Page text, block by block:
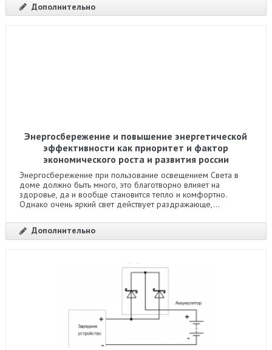
Дополнительно
Энергосбережение и повышение энергетической
эффективности как приоритет и фактор
экономического роста и развития россии
Энергосбережение при пользование освещением Света в
доме должно быть много, это благотворно влияет на
здоровье, да и вообще становится тепло и комфортно.
Однако очень яркий свет действует раздражающе,...
Дополнительно